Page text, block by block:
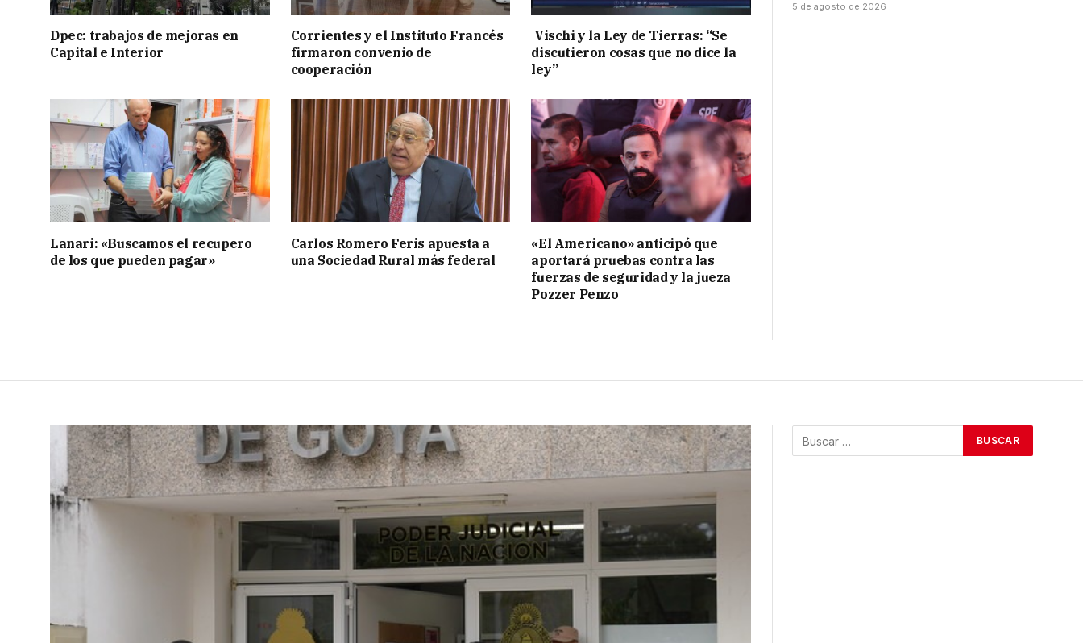
Dpec: trabajos de mejoras en
Capital e Interior
Corrientes y el Instituto Francés
firmaron convenio de
cooperación
Vischi y la Ley de Tierras: “Se
discutieron cosas que no dice la
ley”
Lanari: «Buscamos el recupero
de los que pueden pagar»
Carlos Romero Feris apuesta a
una Sociedad Rural más federal
«El Americano» anticipó que
aportará pruebas contra las
fuerzas de seguridad y la jueza
Pozzer Penzo
5 de agosto de 2026